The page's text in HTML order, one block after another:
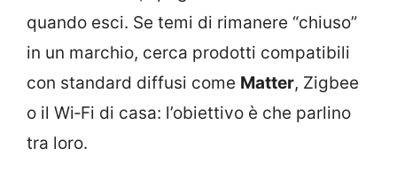
quando esci. Se temi di rimanere “chiuso”
in un marchio, cerca prodotti compatibili
con standard diffusi come Matter, Zigbee
o il Wi‑Fi di casa: l’obiettivo è che parlino
tra loro.